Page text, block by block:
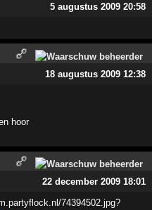
5 augustus 2009 20:58
18 augustus 2009 12:38
hoor
22 december 2009 18:01
74394502.jpg?